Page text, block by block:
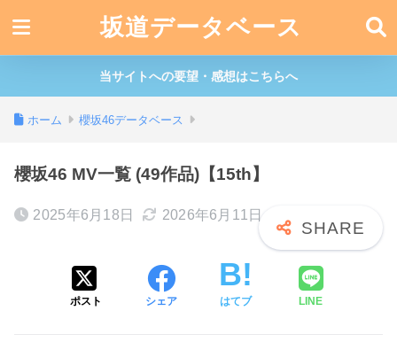
坂道データベース
当サイトへの要望・感想はこちらへ
ホーム 櫻坂46データベース
櫻坂46 MV一覧 (49作品)【15th】
2025年6月18日 2026年6月11日
ポスト シェア はてブ LINE